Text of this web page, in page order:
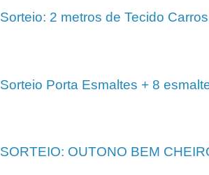
Sorteio: 2 metros de Tecido Carros
Sorteio Porta Esmaltes + 8
SORTEIO: OUTONO BEM